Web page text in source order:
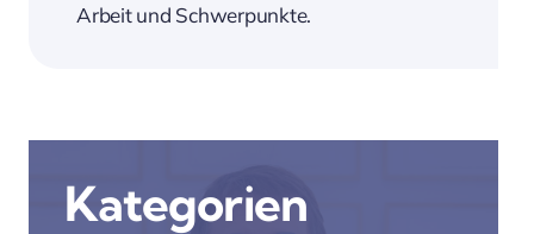
Arbeit und Schwerpunkte.
Kategorien